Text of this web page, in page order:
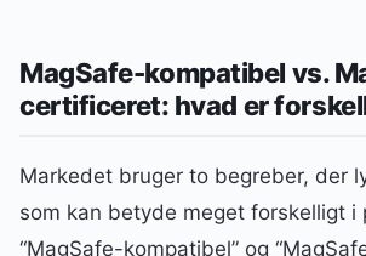
MagSafe-kompatibel vs.
certificeret: hvad er
Markedet bruger to begreber, der
som kan betyde meget forskelligt i
“MagSafe-kompatibel” og